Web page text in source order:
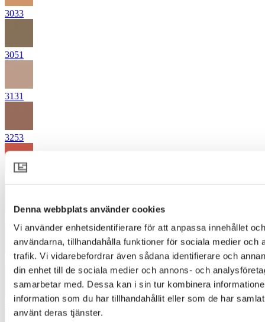
Denna webbplats använder cookies
Vi använder enhetsidentifierare för att anpassa innehållet
användarna, tillhandahålla funktioner för sociala medier och
trafik. Vi vidarebefordrar även sådana identifierare och
din enhet till de sociala medier och annons- och
samarbetar med. Dessa kan i sin tur kombinera
information som du har tillhandahållit eller som de har
använt deras tjänster.
3033
3051
3131
3253
3972
4370